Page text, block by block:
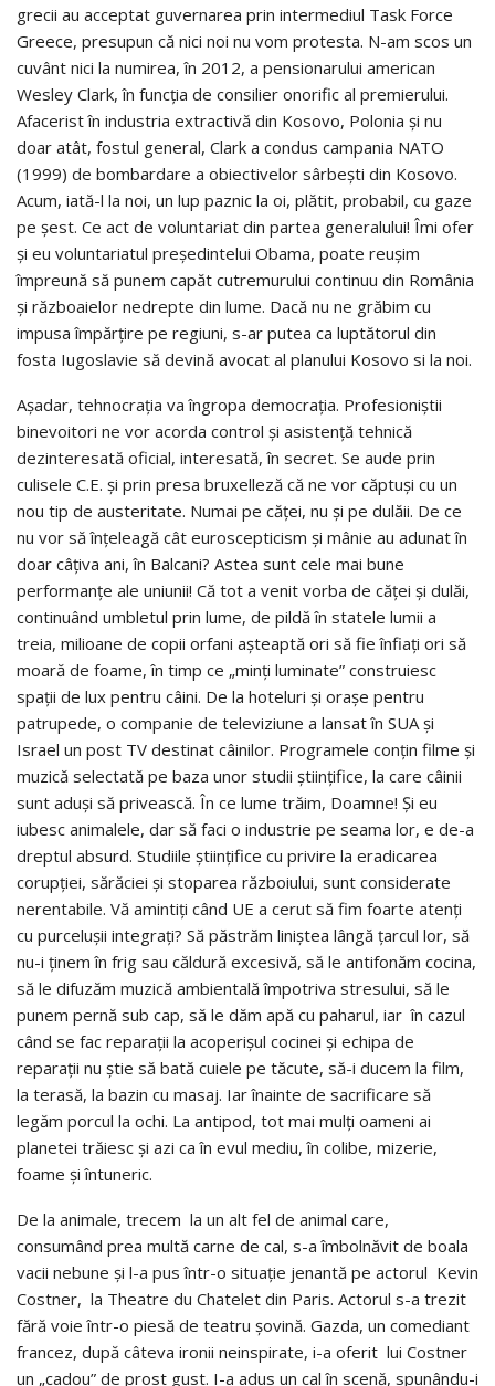
grecii au acceptat guvernarea prin intermediul Task Force
Greece, presupun că nici noi nu vom protesta. N-am scos un
cuvânt nici la numirea, în 2012, a pensionarului american
Wesley Clark, în funcţia de consilier onorific al premierului.
Afacerist în industria extractivă din Kosovo, Polonia şi nu
doar atât, fostul general, Clark a condus campania NATO
(1999) de bombardare a obiectivelor sârbeşti din Kosovo.
Acum, iată-l la noi, un lup paznic la oi, plătit, probabil, cu gaze
pe şest. Ce act de voluntariat din partea generalului! Îmi ofer
şi eu voluntariatul preşedintelui Obama, poate reuşim
împreună să punem capăt cutremurului continuu din România
şi războaielor nedrepte din lume. Dacă nu ne grăbim cu
impusa împărţire pe regiuni, s-ar putea ca luptătorul din
fosta Iugoslavie să devină avocat al planului Kosovo si la noi.
Aşadar, tehnocraţia va îngropa democraţia. Profesioniştii
binevoitori ne vor acorda control şi asistenţă tehnică
dezinteresată oficial, interesată, în secret. Se aude prin
culisele C.E. şi prin presa bruxelleză că ne vor căptuşi cu un
nou tip de austeritate. Numai pe căţei, nu şi pe dulăii. De ce
nu vor să înţeleagă cât euroscepticism şi mânie au adunat în
doar câţiva ani, în Balcani? Astea sunt cele mai bune
performanţe ale uniunii! Că tot a venit vorba de căţei şi dulăi,
continuând umbletul prin lume, de pildă în statele lumii a
treia, milioane de copii orfani aşteaptă ori să fie înfiaţi ori să
moară de foame, în timp ce „minţi luminate” construiesc
spaţii de lux pentru câini. De la hoteluri şi oraşe pentru
patrupede, o companie de televiziune a lansat în SUA şi
Israel un post TV destinat câinilor. Programele conţin filme şi
muzică selectată pe baza unor studii ştiinţifice, la care câinii
sunt aduşi să privească. În ce lume trăim, Doamne! Şi eu
iubesc animalele, dar să faci o industrie pe seama lor, e de-a
dreptul absurd. Studiile ştiinţifice cu privire la eradicarea
corupţiei, sărăciei şi stoparea războiului, sunt considerate
nerentabile. Vă amintiţi când UE a cerut să fim foarte atenţi
cu purceluşii integraţi? Să păstrăm liniştea lângă ţarcul lor, să
nu-i ţinem în frig sau căldură excesivă, să le antifonăm cocina,
să le difuzăm muzică ambientală împotriva stresului, să le
punem pernă sub cap, să le dăm apă cu paharul, iar în cazul
când se fac reparaţii la acoperişul cocinei şi echipa de
reparaţii nu ştie să bată cuiele pe tăcute, să-i ducem la film,
la terasă, la bazin cu masaj. Iar înainte de sacrificare să
legăm porcul la ochi. La antipod, tot mai mulţi oameni ai
planetei trăiesc şi azi ca în evul mediu, în colibe, mizerie,
foame şi întuneric.
De la animale, trecem la un alt fel de animal care,
consumând prea multă carne de cal, s-a îmbolnăvit de boala
vacii nebune şi l-a pus într-o situaţie jenantă pe actorul Kevin
Costner, la Theatre du Chatelet din Paris. Actorul s-a trezit
fără voie într-o piesă de teatru şovină. Gazda, un comediant
francez, după câteva ironii neinspirate, i-a oferit lui Costner
un „cadou” de prost gust. I-a adus un cal în scenă, spunându-i